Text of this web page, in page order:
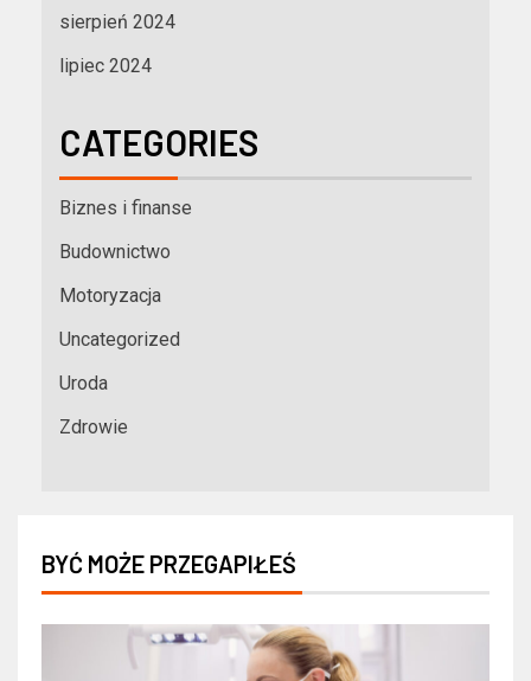
sierpień 2024
lipiec 2024
CATEGORIES
Biznes i finanse
Budownictwo
Motoryzacja
Uncategorized
Uroda
Zdrowie
BYĆ MOŻE PRZEGAPIŁEŚ